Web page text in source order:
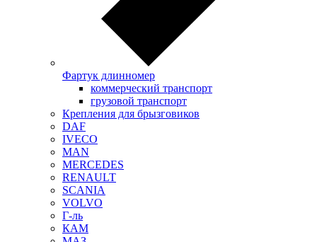
Фартук длинномер
коммерческий транспорт
грузовой транспорт
Крепления для брызговиков
DAF
IVECO
MAN
MERCEDES
RENAULT
SCANIA
VOLVO
Г-ль
КАМ